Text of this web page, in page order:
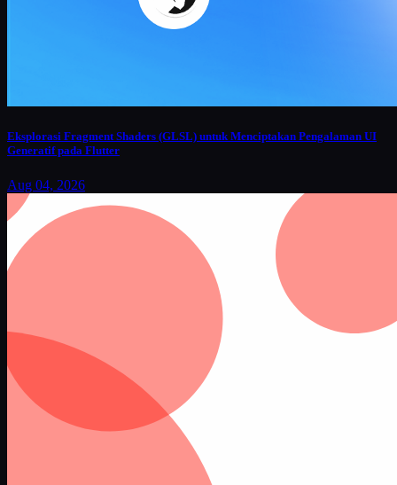
Eksplorasi Fragment Shaders (GLSL) untuk Menciptakan Pengalaman UI
Generatif pada Flutter
Aug 04, 2026